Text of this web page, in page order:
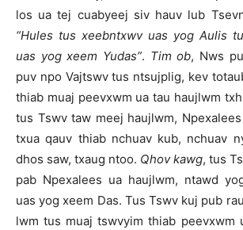
los ua tej cuabyeej siv hauv lub
“Hules tus xeebntxwv uas yog Aulis
uas yog xeem Yudas”. Tim ob, Nws
puv npo Vajtswv tus ntsujplig, kev
thiab muaj peevxwm ua tau haujlwm
tus Tswv taw meej haujlwm,
txua qauv thiab nchuav kub, nchuav
dhos saw, txaug ntoo. Qhov kawg, tus
pab Npexalees ua haujlwm, ntawd
uas yog xeem Das. Tus Tswv kuj pub
lwm tus muaj tswvyim thiab peevxwm